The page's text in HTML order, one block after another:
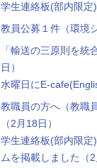
学生連絡板(部内限定
教員公募１件（環境
「輸送の三原則を
日）
水曜日にE-
教職員の方へ（教職
（2月18日）
学生連絡板(部内限定
ムを掲載しました（2